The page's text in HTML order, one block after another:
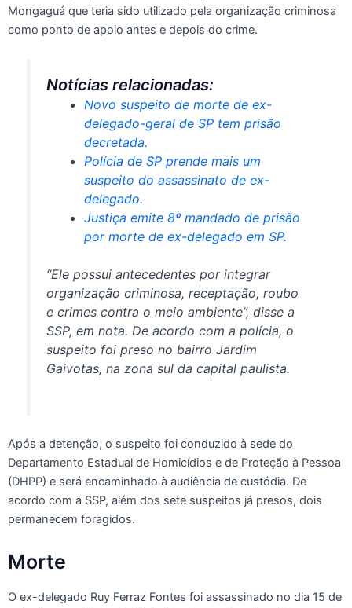
Mongaguá que teria sido utilizado pela organização criminosa
como ponto de apoio antes e depois do crime.
Notícias relacionadas:
Novo suspeito de morte de ex-
delegado-geral de SP tem prisão
decretada.
Polícia de SP prende mais um
suspeito do assassinato de ex-
delegado.
Justiça emite 8º mandado de prisão
por morte de ex-delegado em SP.
“Ele possui antecedentes por integrar
organização criminosa, receptação, roubo
e crimes contra o meio ambiente”, disse a
SSP, em nota. De acordo com a polícia, o
suspeito foi preso no bairro Jardim
Gaivotas, na zona sul da capital paulista.
Após a detenção, o suspeito foi conduzido à sede do
Departamento Estadual de Homicídios e de Proteção à Pessoa
(DHPP) e será encaminhado à audiência de custódia. De
acordo com a SSP, além dos sete suspeitos já presos, dois
permanecem foragidos.
Morte
O ex-delegado Ruy Ferraz Fontes foi assassinado no dia 15 de